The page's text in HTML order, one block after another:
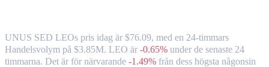
UNUS SED LEOs pris idag är $76.09, med en 24-timmars
Handelsvolym på $3.85M. LEO är -0.65% under de senaste 24
timmarna. Det är för närvarande -1.49% från dess högsta någonsin